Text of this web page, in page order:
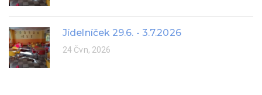
Jídelníček 29.6. - 3.7.2026
24 Čvn, 2026